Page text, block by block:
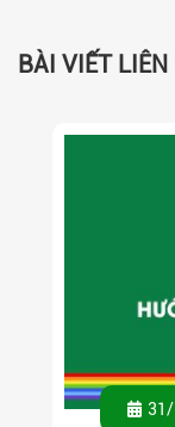
BÀI VIẾT LIÊN